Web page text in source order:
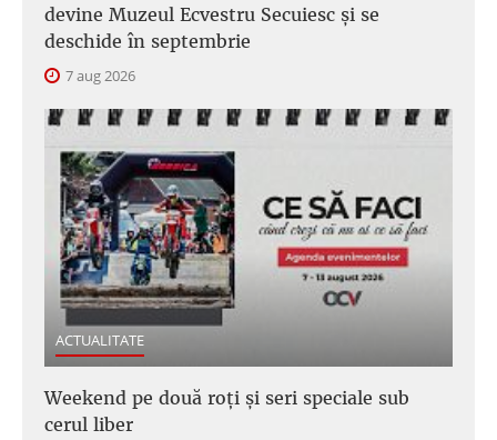
devine Muzeul Ecvestru Secuiesc și se
deschide în septembrie
7 aug 2026
ACTUALITATE
Weekend pe două roți și seri speciale sub
cerul liber